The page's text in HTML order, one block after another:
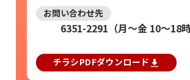
お問い合わせ先
6351-2291（月～金 10～18時
チラシPDFダウンロード